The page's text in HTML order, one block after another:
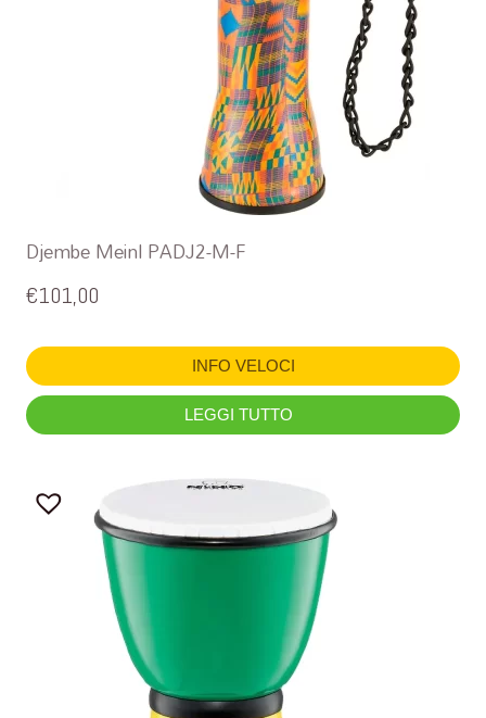
Djembe Meinl PADJ2-M-F
€101,00
INFO VELOCI
LEGGI TUTTO